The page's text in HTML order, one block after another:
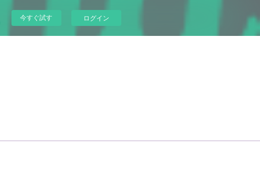
今すぐ試す ログイン